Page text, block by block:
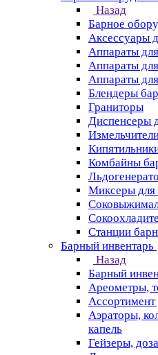
Назад
Барное
Аксессуары
Аппараты
Аппараты
Аппараты
Блендеры
Граниторы
Диспенсеры
Комбайны
Миксеры для
Станции
Барный инвентарь
Назад
Барный
Ареометры,
Ассортимент
Аэраторы,
капель
Гейзеры,